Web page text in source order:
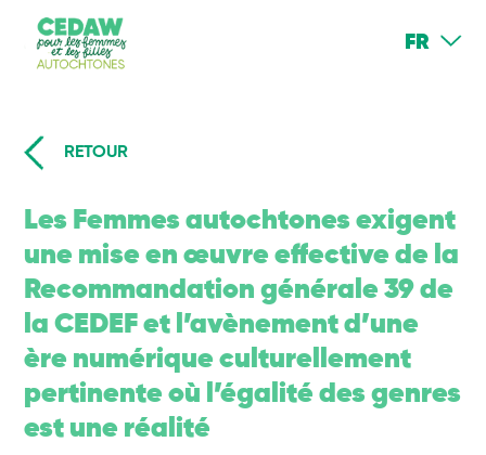
FR
RETOUR
Les Femmes autochtones exigent
une mise en œuvre effective de la
Recommandation générale 39 de
la CEDEF et l’avènement d’une
ère numérique culturellement
pertinente où l’égalité des genres
est une réalité